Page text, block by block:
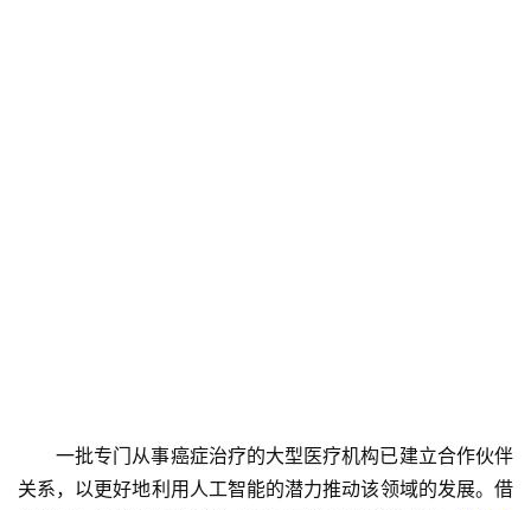
一批专门从事癌症治疗的大型医疗机构已建立合作伙伴
关系，以更好地利用人工智能的潜力推动该领域的发展。借